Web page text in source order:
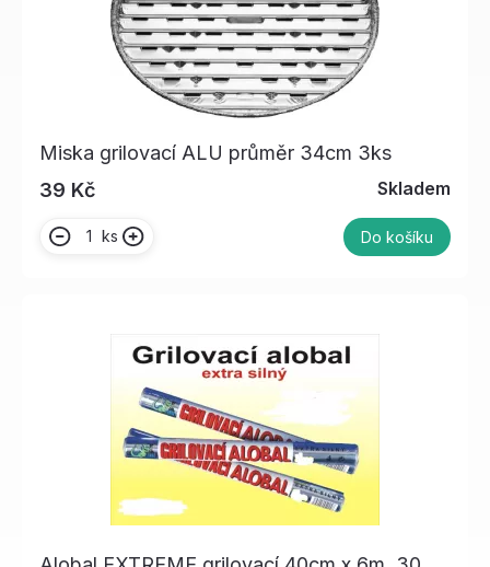
Miska grilovací ALU průměr 34cm 3ks
39 Kč
Skladem
ks Do košíku